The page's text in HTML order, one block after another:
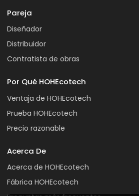
Pareja
Diseñador
Distribuidor
Contratista de obras
Por Qué HOHEcotech
Ventaja de HOHEcotech
Prueba HOHEcotech
Precio razonable
Acerca De
Acerca de HOHEcotech
Fábrica HOHEcotech